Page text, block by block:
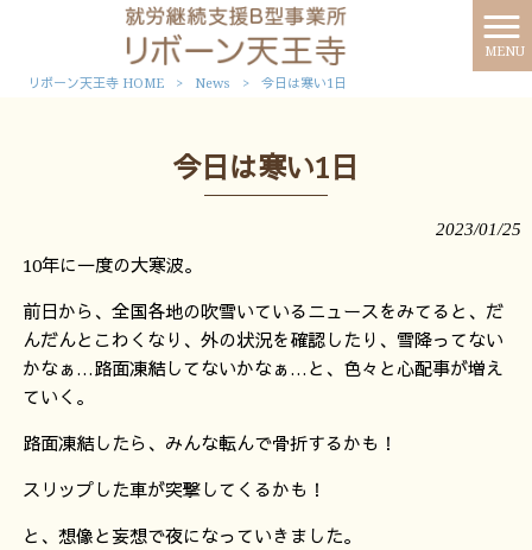
MENU
リボーン天王寺 HOME > News > 今日は寒い1日
今日は寒い1日
2023/01/25
10年に一度の大寒波。
前日から、全国各地の吹雪いているニュースをみてると、だ
んだんとこわくなり、外の状況を確認したり、雪降ってない
かなぁ…路面凍結してないかなぁ…と、色々と心配事が増え
ていく。
路面凍結したら、みんな転んで骨折するかも！
スリップした車が突撃してくるかも！
と、想像と妄想で夜になっていきました。